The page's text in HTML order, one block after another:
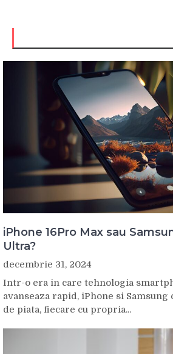
iPhone 16Pro Max sau
Ultra?
decembrie 31, 2024
Intr-o era in care tehnologia
avanseaza rapid, iPhone si
de piata, fiecare cu propria...